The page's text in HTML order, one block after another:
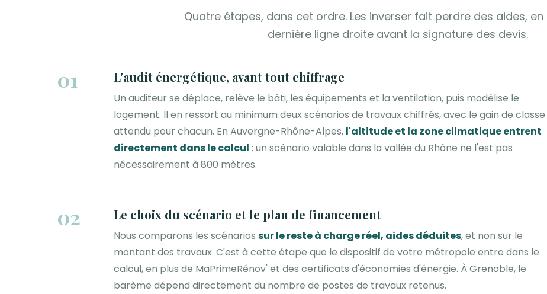
Quatre étapes, dans cet ordre. Les inverser fait perdre des aides,
dernière ligne droite avant la signature des devis.
01 L'audit énergétique, avant tout chiffrage
Un auditeur se déplace, relève le bâti, les équipements et la ventilation, puis modélise le
logement. Il en ressort au minimum deux scénarios de travaux chiffrés, avec le gain de classe
attendu pour chacun. En Auvergne-Rhône-Alpes, l'altitude et la zone climatique entrent
directement dans le calcul : un scénario valable dans la vallée du Rhône ne l'est pas
nécessairement à 800 mètres.
02 Le choix du scénario et le plan de financement
Nous comparons les scénarios sur le reste à charge réel, aides déduites, et non sur le
montant des travaux. C'est à cette étape que le dispositif de votre métropole entre dans le
calcul, en plus de MaPrimeRénov' et des certificats d'économies d'énergie. À Grenoble, le
barème dépend directement du nombre de postes de travaux retenus.